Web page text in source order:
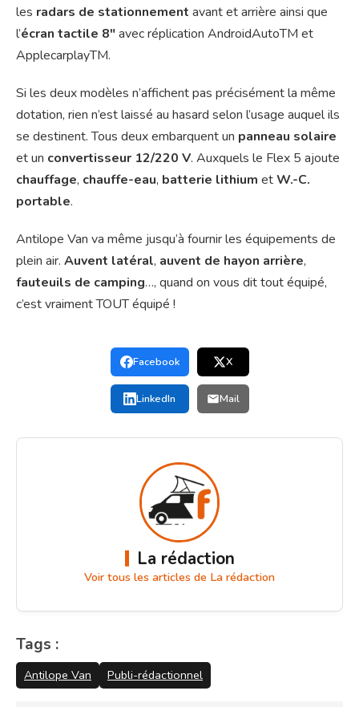
les radars de stationnement avant et arrière ainsi que
l’écran tactile 8″avec réplication AndroidAutoTM et
ApplecarplayTM.
Si les deux modèles n’affichent pas précisément la même
dotation, rien n’est laissé au hasard selon l’usage auquel ils
se destinent. Tous deux embarquent un panneau solaire
et un convertisseur 12/220 V. Auxquels le Flex 5 ajoute
chauffage, chauffe-eau, batterie lithium etW.-C.
portable.
Antilope Van va même jusqu’à fournir les équipements de
plein air. Auvent latéral, auvent de hayon arrière,
fauteuils de camping…, quand on vous dit tout équipé,
c’est vraiment TOUT équipé !
Facebook X
LinkedIn Mail
La rédaction
Voir tous les articles de La rédaction
Tags :
Antilope Van Publi-rédactionnel